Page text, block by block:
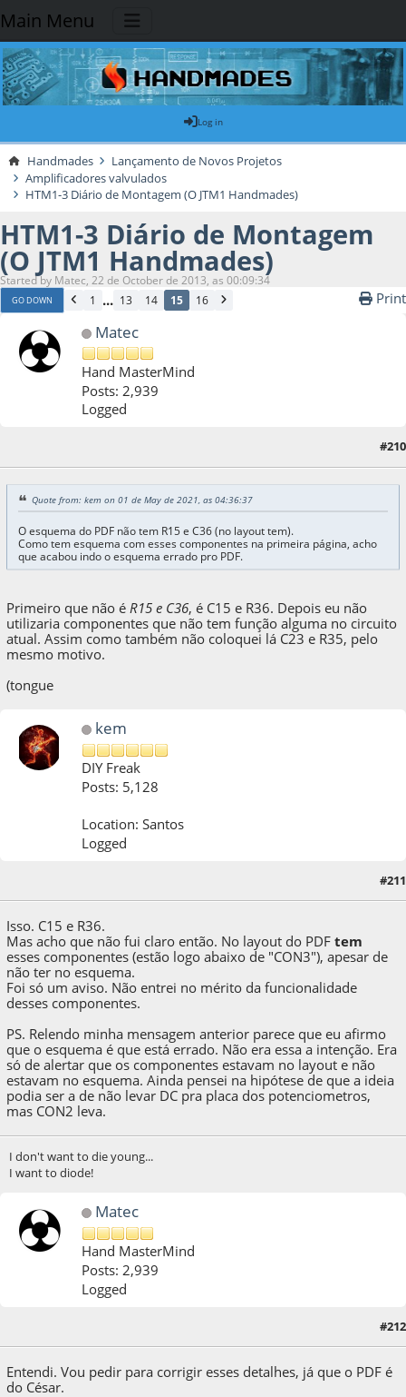
Main Menu
Log in
Handmades
Lançamento de Novos Projetos
Amplificadores valvulados
HTM1-3 Diário de Montagem (O JTM1 Handmades)
HTM1-3 Diário de Montagem
(O JTM1 Handmades)
Started by Matec, 22 de October de 2013, as 00:09:34
GO DOWN 1 ... 13 14 15 16 Print
Matec
Hand MasterMind
Posts: 2,939
Logged
#210
Quote from: kem on 01 de May de 2021, as 04:36:37
O esquema do PDF não tem R15 e C36 (no layout tem).
Como tem esquema com esses componentes na primeira página, acho
que acabou indo o esquema errado pro PDF.
Primeiro que não é R15 e C36, é C15 e R36. Depois eu não
utilizaria componentes que não tem função alguma no circuito
atual. Assim como também não coloquei lá C23 e R35, pelo
mesmo motivo.
(tongue
kem
DIY Freak
Posts: 5,128
Location: Santos
Logged
: 01 de May de 2021, as 06:19:30 by kem#211
Isso. C15 e R36.
Mas acho que não fui claro então. No layout do PDFtem
esses componentes (estão logo abaixo de "CON3"), apesar de
não ter no esquema.
Foi só um aviso. Não entrei no mérito da funcionalidade
desses componentes.
PS. Relendo minha mensagem anterior parece que eu afirmo
que o esquema é que está errado. Não era essa a intenção. Era
só de alertar que os componentes estavam no layout e não
estavam no esquema. Ainda pensei na hipótese de que a ideia
podia ser a de não levar DC pra placa dos potenciometros,
mas CON2 leva.
I don't want to die young...
I want to diode!
Matec
Hand MasterMind
Posts: 2,939
Logged
#212
Entendi. Vou pedir para corrigir esses detalhes, já que o PDF é
do César.